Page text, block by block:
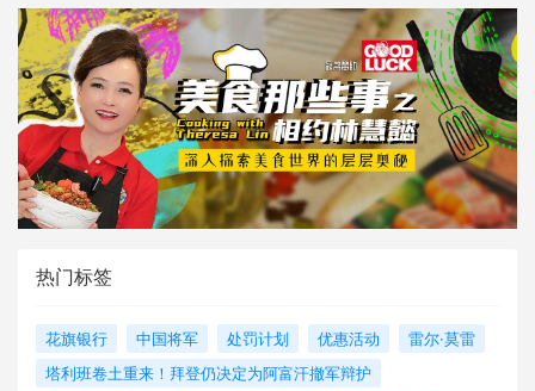
热门标签
花旗银行 中国将军 处罚计划 优惠活动
雷尔·莫雷
塔利班卷土重来！拜登仍决定为阿富汗撤军辩护